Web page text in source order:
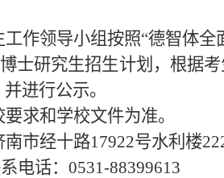
作领导小组按照“德智体
士研究生招生计划，根据
进行公示。
求和学校文件为准。
南市经十路17922号水利楼
电话： 0531-88399613